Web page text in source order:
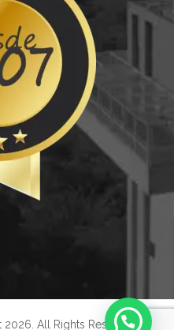
All Rights Reserved.